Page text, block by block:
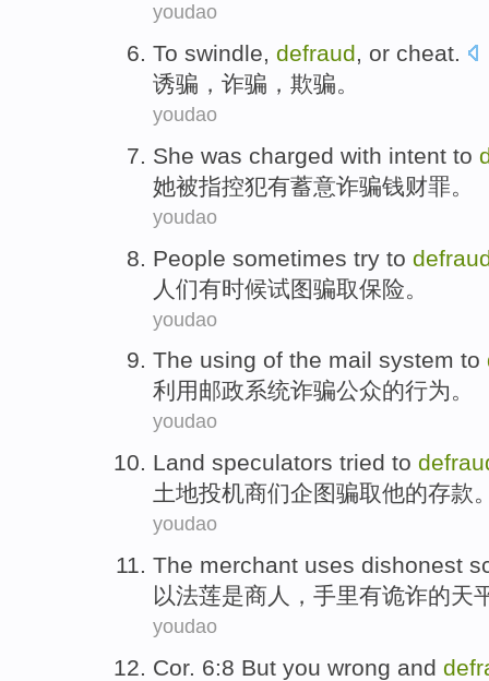
youdao
To swindle, defraud, or cheat.
诱骗 ， 诈骗 ， 欺骗。
youdao
She was charged with intent to
她被指控犯有蓄意诈骗钱财罪。
youdao
People sometimes try to
人们有时候试图骗取保险 。
youdao
The using of the mail system to
利用邮政系统诈骗公众的行为。
youdao
Land speculators tried to
土地投机商们企图骗取他的存款
youdao
The merchant uses dishonest
以法莲是商人 ，手里有诡诈的天
youdao
Cor. 6:8 But you wrong and